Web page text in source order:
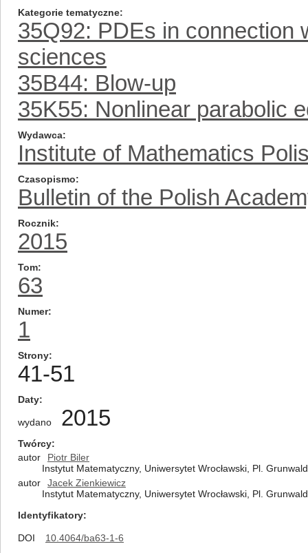
Kategorie tematyczne
35Q92: PDEs in connection
sciences
35B44: Blow-up
35K55: Nonlinear parabolic
Wydawca
Institute of Mathematics
Czasopismo
Bulletin of the Polish
Rocznik
2015
Tom
63
Numer
1
Strony
41-51
Daty
wydano 2015
Twórcy
autor
Piotr Biler
Instytut Matematyczny, Uniwersytet Wrocławski, Pl.
autor
Jacek Zienkiewicz
Instytut Matematyczny, Uniwersytet Wrocławski, Pl.
Identyfikatory
DOI
10.4064/ba63-1-6